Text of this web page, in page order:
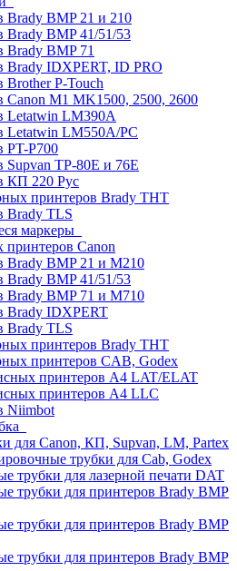
Brady BMP 21 и 210
Brady BMP 41/51/53
Brady BMP 71
Brady IDXPERT, ID PRO
Brother P-Touch
Canon M1 MK1500, 2500, 2600
Letatwin LM390A
Letatwin LM550A/PC
PT-P700
Supvan TP-80E и 76E
КП 220 Рус
принтеров Brady THT
Brady TLS
маркеры
принтеров Canon
Brady BMP 21 и M210
Brady BMP 41/51/53
Brady BMP 71 и M710
Brady IDXPERT
Brady TLS
принтеров Brady THT
принтеров CAB, Godex
принтеров А4 LAT/ELAT
принтеров А4 LLC
Niimbot
для Canon, КП, Supvan, LM, Partex
трубки для Cab, Godex
трубки для лазерной печати DAT
трубки для принтеров Brady BMP
трубки для принтеров Brady BMP
трубки для принтеров Brady BMP